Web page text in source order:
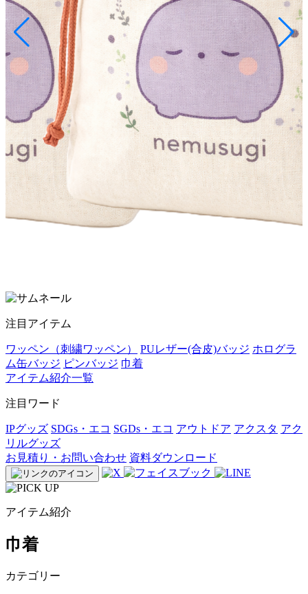
注目アイテム
ワッペン（刺繍ワッペン） PUレザー(合皮)バッジ ホログラ
ム缶バッジ ピンバッジ 巾着
アイテム紹介一覧
注目ワード
IPグッズ SDGs・エコ SGDs・エコ アウトドア アクスタ アク
リルグッズ
お見積り・お問い合わせ 資料ダウンロード
アイテム紹介
巾着
カテゴリー